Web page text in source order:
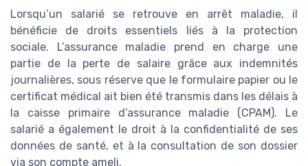
Lorsqu’un salarié se retrouve en arrêt maladie, il
bénéficie de droits essentiels liés à la protection
sociale. L’assurance maladie prend en charge une
partie de la perte de salaire grâce aux indemnités
journalières, sous réserve que le formulaire papier ou le
certificat médical ait bien été transmis dans les délais à
la caisse primaire d’assurance maladie (CPAM). Le
salarié a également le droit à la confidentialité de ses
données de santé, et à la consultation de son dossier
via son compte ameli.